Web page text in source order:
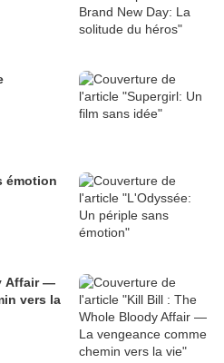
émotion
Affair —
vers la